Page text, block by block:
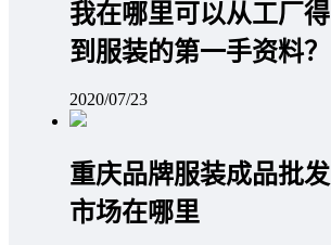
我在哪里可以从工厂得
到服装的第一手资料？
2020/07/23
重庆品牌服装成品批发
市场在哪里